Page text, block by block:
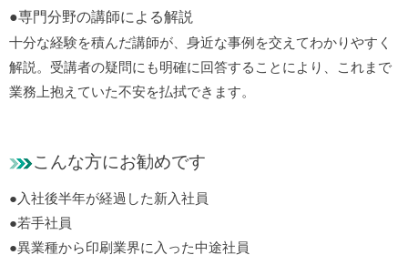
●専門分野の講師による解説
十分な経験を積んだ講師が、身近な事例を交えてわかりやすく
解説。受講者の疑問にも明確に回答することにより、これまで
業務上抱えていた不安を払拭できます。
こんな方にお勧めです
●入社後半年が経過した新入社員
●若手社員
●異業種から印刷業界に入った中途社員